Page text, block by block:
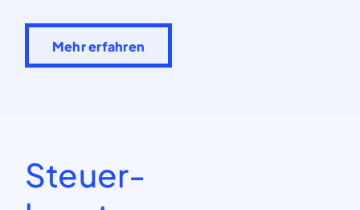
Mehr erfahren
Steuer-